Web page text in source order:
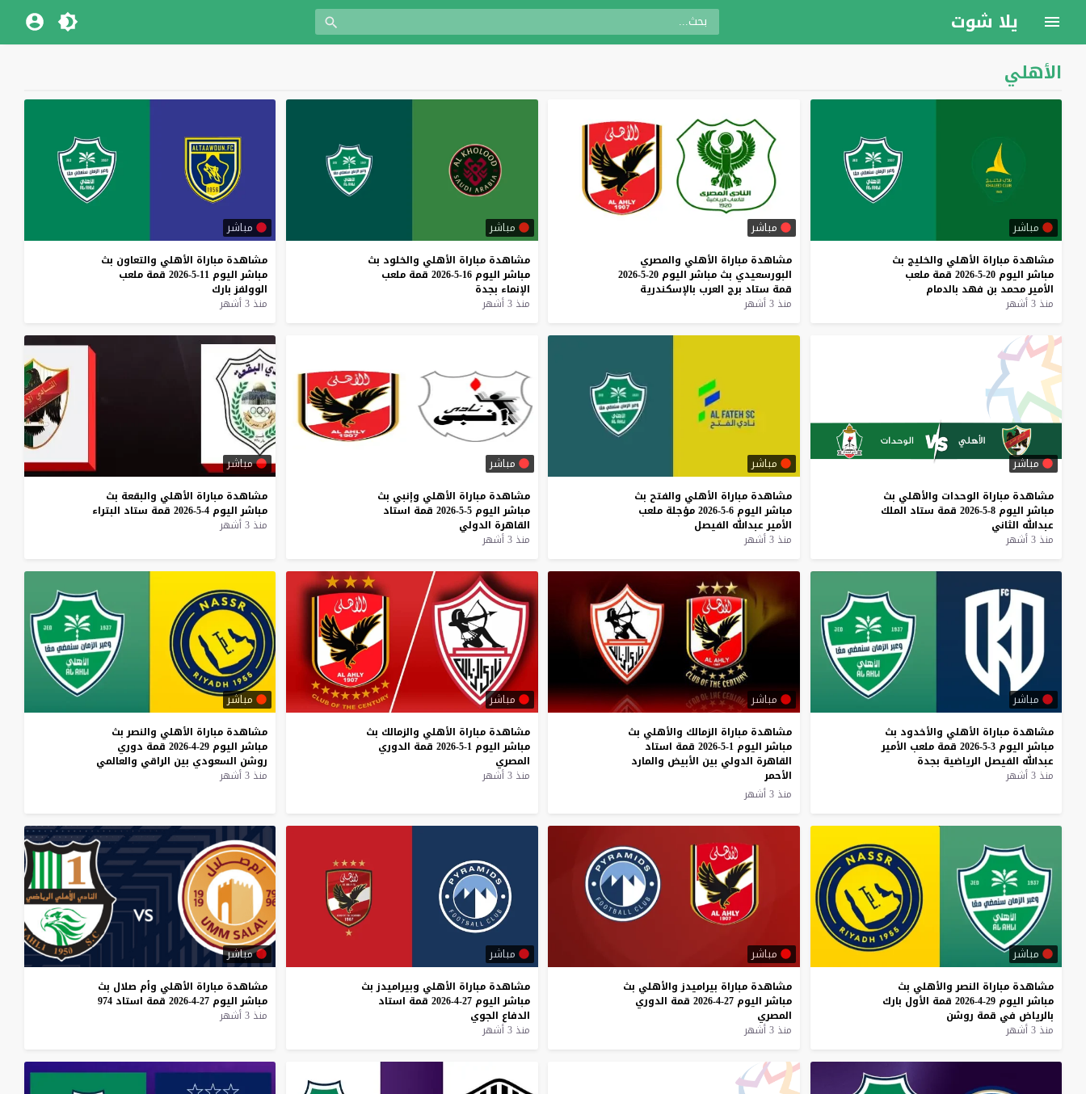
يلا شوت
الأهلي
مباشر
مشاهدة مباراة الأهلي والخليج بث
مباشر اليوم 20-5-2026 قمة ملعب
الأميرمحمد بن فهد بالدمام
منذ 3 أشهر
مباشر
مشاهدة مباراة الأهلي والمصري
البورسعيدي بث مباشر اليوم 20-5-2026
قمة ستاد برج العرب بالإسكندرية
منذ 3 أشهر
مباشر
مشاهدة مباراة الأهلي والخلود بث
مباشر اليوم 16-5-2026 قمة ملعب
الإنماء بجدة
منذ 3 أشهر
مباشر
مشاهدة مباراة الأهلي والتعاون بث
مباشر اليوم 11-5-2026 قمة ملعب
الوولفز بارك
منذ 3 أشهر
مباشر
مشاهدة مباراة الوحدات والأهلي بث
مباشر اليوم 8-5-2026 قمة ستاد الملك
عبدالله الثاني
منذ 3 أشهر
مباشر
مشاهدة مباراة الأهلي والفتح بث
مباشر اليوم 6-5-2026 مؤجلة ملعب
الأمير عبدالله الفيصل
منذ 3 أشهر
مباشر
مشاهدة مباراة الأهلي وإنبي بث
مباشر اليوم 5-5-2026 قمة استاد
القاهرة الدولي
منذ 3 أشهر
مباشر
مشاهدة مباراة الأهلي والبقعة بث
مباشر اليوم 4-5-2026 قمة ستاد البتراء
منذ 3 أشهر
مباشر
مشاهدة مباراة الأهلي والأخدود بث
مباشر اليوم 3-5-2026 قمة ملعب الأمير
عبدالله الفيصل الرياضية بجدة
منذ 3 أشهر
مباشر
مشاهدة مباراة الزمالك والأهلي بث
مباشر اليوم 1-5-2026 قمة استاد
القاهرة الدولي بين الأبيض والمارد
الأحمر
منذ 3 أشهر
مباشر
مشاهدة مباراة الأهلي والزمالك بث
مباشر اليوم 1-5-2026 قمة الدوري
المصري
منذ 3 أشهر
مباشر
مشاهدة مباراة الأهلي والنصر بث
مباشر اليوم 29-4-2026 قمة دوري
روشن السعودي بين الراقي والعالمي
منذ 3 أشهر
مباشر
مشاهدة مباراة النصر والأهلي بث
مباشر اليوم 29-4-2026 قمة الأول بارك
بالرياض في قمة روشن
منذ 3 أشهر
مباشر
مشاهدة مباراة بيراميدز والأهلي بث
مباشر اليوم 27-4-2026 قمة الدوري
المصري
منذ 3 أشهر
مباشر
مشاهدة مباراة الأهلي وبيراميدز بث
مباشر اليوم 27-4-2026 قمة استاد
الدفاع الجوي
منذ 3 أشهر
مباشر
مشاهدة مباراة الأهلي وأم صلال بث
مباشر اليوم 27-4-2026 قمة استاد 974
منذ 3 أشهر